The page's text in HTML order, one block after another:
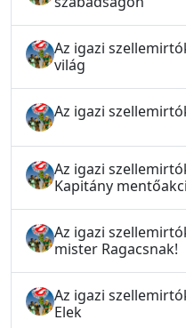
Az igazi
világ
Az igazi
Az igazi
Kapitány
Az igazi
mister Ragacsnak!
Az igazi
Elek